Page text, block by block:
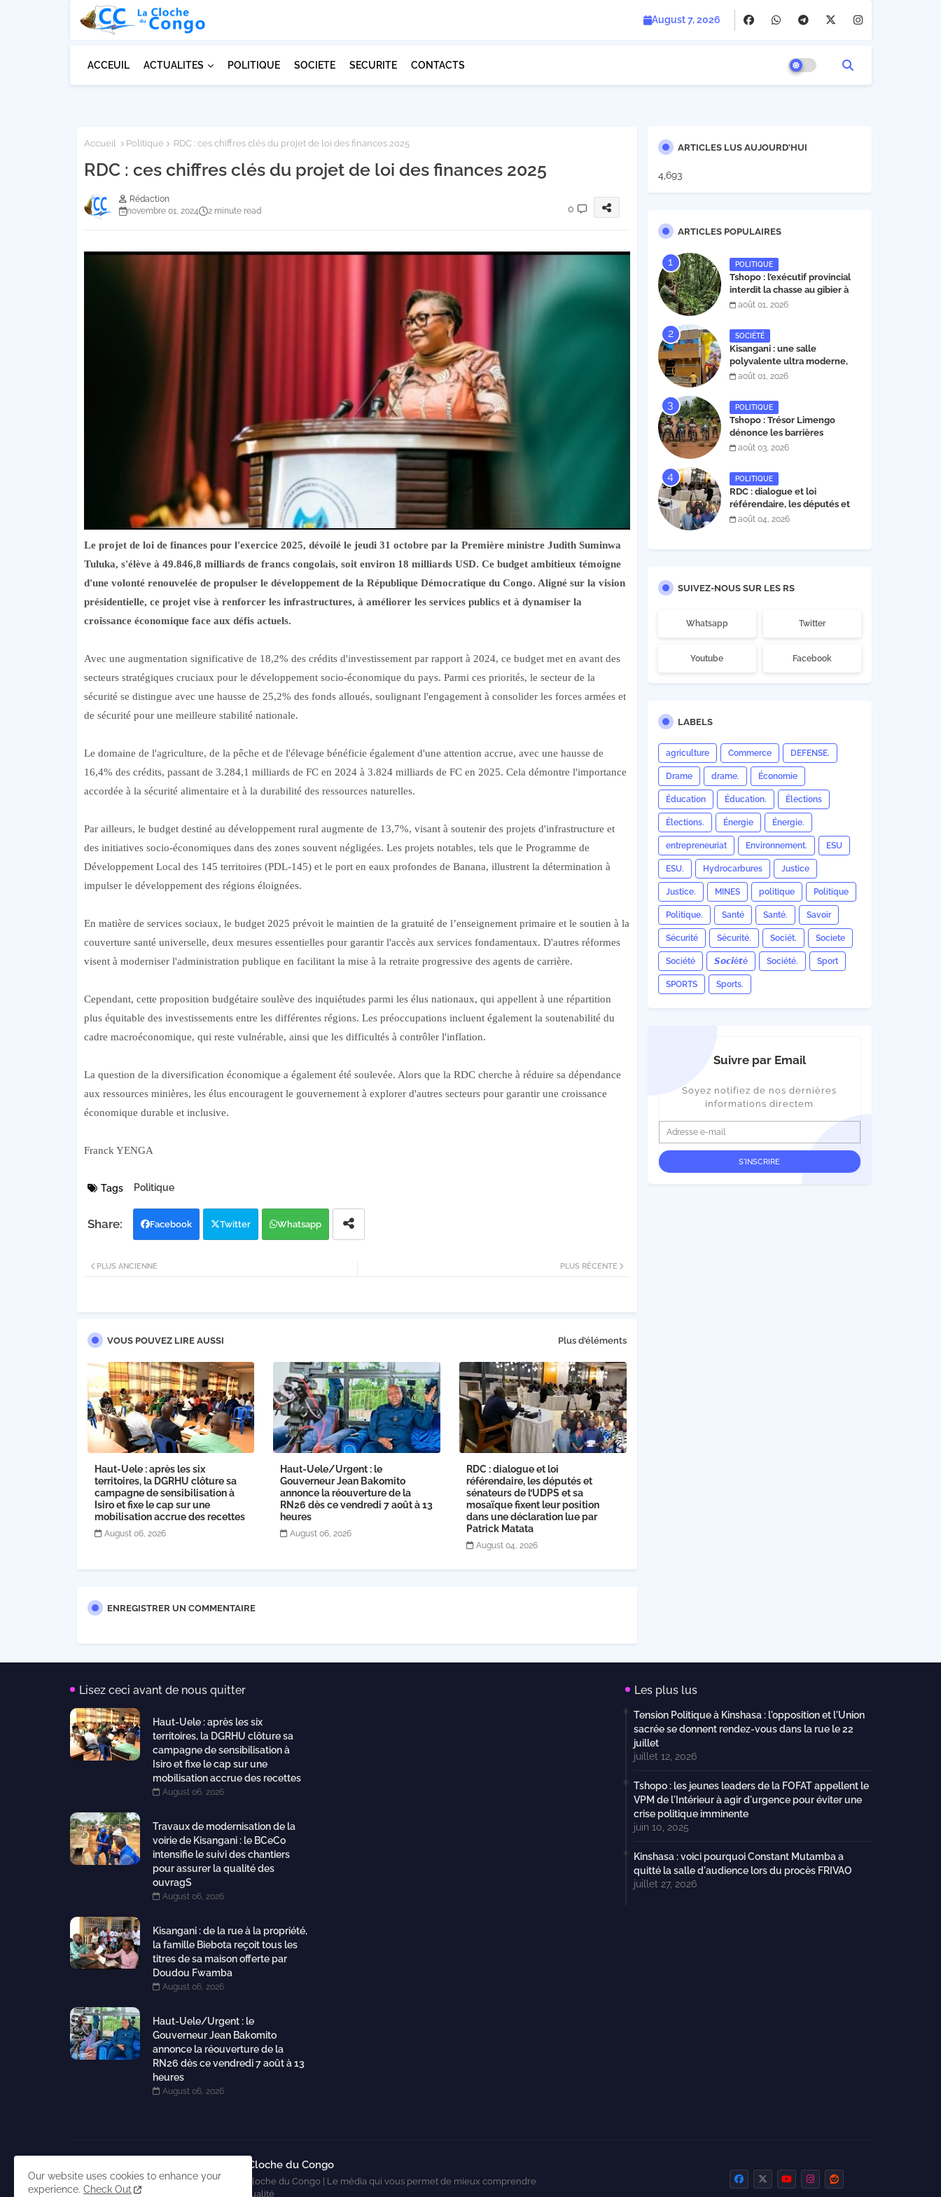
August 7, 2026
ACCEUIL ACTUALITES POLITIQUE SOCIETE SECURITE CONTACTS
Accueil Politique RDC : ces chiffres clés du projet de loi des finances 2025
RDC : ces chiffres clés du projet de loi des finances 2025
Rédaction
novembre 01, 2024
2 minute read 0
Le projet de loi de finances pour l'exercice 2025, dévoilé le jeudi 31 octobre par la Première ministre Judith Suminwa
Tuluka, s'élève à 49.846,8 milliards de francs congolais, soit environ 18 milliards USD. Ce budget ambitieux témoigne
d'une volonté renouvelée de propulser le développement de la République Démocratique du Congo. Aligné sur la vision
présidentielle, ce projet vise à renforcer les infrastructures, à améliorer les services publics et à dynamiser la
croissance économique face aux défis actuels.
Avec une augmentation significative de 18,2% des crédits d'investissement par rapport à 2024, ce budget met en avant des
secteurs stratégiques cruciaux pour le développement socio-économique du pays. Parmi ces priorités, le secteur de la
sécurité se distingue avec une hausse de 25,2% des fonds alloués, soulignant l'engagement à consolider les forces armées et
de sécurité pour une meilleure stabilité nationale.
Le domaine de l'agriculture, de la pêche et de l'élevage bénéficie également d'une attention accrue, avec une hausse de
16,4% des crédits, passant de 3.284,1 milliards de FC en 2024 à 3.824 milliards de FC en 2025. Cela démontre l'importance
accordée à la sécurité alimentaire et à la durabilité des ressources naturelles.
Par ailleurs, le budget destiné au développement rural augmente de 13,7%, visant à soutenir des projets d'infrastructure et
des initiatives socio-économiques dans des zones souvent négligées. Les projets notables, tels que le Programme de
Développement Local des 145 territoires (PDL-145) et le port en eaux profondes de Banana, illustrent la détermination à
impulser le développement des régions éloignées.
En matière de services sociaux, le budget 2025 prévoit le maintien de la gratuité de l’enseignement primaire et le soutien à la
couverture santé universelle, deux mesures essentielles pour garantir l'accès aux services fondamentaux. D'autres réformes
visent à moderniser l'administration publique en facilitant la mise à la retraite progressive des agents de carrière.
Cependant, cette proposition budgétaire soulève des inquiétudes parmi les élus nationaux, qui appellent à une répartition
plus équitable des investissements entre les différentes régions. Les préoccupations incluent également la soutenabilité du
cadre macroéconomique, qui reste vulnérable, ainsi que les difficultés à contrôler l'inflation.
La question de la diversification économique a également été soulevée. Alors que la RDC cherche à réduire sa dépendance
aux ressources minières, les élus encouragent le gouvernement à explorer d'autres secteurs pour garantir une croissance
économique durable et inclusive.
Franck YENGA
Tags Politique
Facebook Twitter Whatsapp
PLUS RÉCENTE
PLUS ANCIENNE
VOUS POUVEZ LIRE AUSSI Plus d'éléments
Haut-Uele : après les six
territoires, la DGRHU clôture sa
campagne de sensibilisation à
Isiro et fixe le cap sur une
mobilisation accrue des recettes
August 06, 2026
Haut-Uele/Urgent : le
Gouverneur Jean Bakomito
annonce la réouverture de la
RN26 dès ce vendredi 7 août à 13
heures
August 06, 2026
RDC : dialogue et loi
référendaire, les députés et
sénateurs de l’UDPS et sa
mosaïque fixent leur position
dans une déclaration lue par
Patrick Matata
August 04, 2026
ENREGISTRER UN COMMENTAIRE
ARTICLES LUS AUJOURD'HUI
4,693
ARTICLES POPULAIRES
POLITIQUE
Tshopo : l’exécutif provincial
interdit la chasse au gibier à
poil et à plume du 1er août au
août 01, 2026
SOCIÉTÉ
Kisangani : une salle
polyvalente ultra moderne,
construite par l'entrepreneur
dans la commune de Kabondo
août 01, 2026
POLITIQUE
Tshopo : Trésor Limengo
dénonce les barrières
illégales à Isangi, appelle la
taxes illégales et interpelle
les autorités
août 03, 2026
POLITIQUE
RDC : dialogue et loi
référendaire, les députés et
sénateurs de l’UDPS et sa
août 04, 2026
SUIVEZ-NOUS SUR LES RS
Whatsapp Twitter
Youtube Facebook
LABELS
agriculture Commerce DEFENSE.
Drame drame. Économie
Éducation Éducation. Élections
Élections. Énergie Énergie.
entrepreneuriat Environnement. ESU
ESU. Hydrocarbures Justice
Justice. MINES politique Politique
Politique. Santé Santé. Savoir
Sécurité Sécurité. Sociét. Societe
Société 𝙎𝙤𝙘𝙞é𝙩é Société. Sport
SPORTS Sports.
Suivre par Email
Soyez notifiez de nos dernières
informations directem
Lisez ceci avant de nous quitter
Haut-Uele : après les six
territoires, la DGRHU clôture sa
campagne de sensibilisation à
Isiro et fixe le cap sur une
mobilisation accrue des recettes
August 06, 2026
Travaux de modernisation de la
voirie de Kisangani : le BCeCo
intensifie le suivi des chantiers
pour assurer la qualité des
ouvragS
August 06, 2026
Kisangani : de la rue à la propriété,
la famille Biebota reçoit tous les
titres de sa maison offerte par
Doudou Fwamba
August 06, 2026
Haut-Uele/Urgent : le
Gouverneur Jean Bakomito
annonce la réouverture de la
RN26 dès ce vendredi 7 août à 13
heures
August 06, 2026
Les plus lus
Tension Politique à Kinshasa : l'opposition et l'Union
sacrée se donnent rendez-vous dans la rue le 22
juillet
juillet 12, 2026
Tshopo : les jeunes leaders de la FOFAT appellent le
VPM de l'Intérieur à agir d'urgence pour éviter une
crise politique imminente
juin 10, 2025
Kinshasa : voici pourquoi Constant Mutamba a
quitté la salle d'audience lors du procès FRIVAO
juillet 27, 2026
La Cloche du Congo
La Cloche du Congo | Le média qui vous permet de mieux comprendre
l'actualité
Our website uses cookies to enhance your
experience. Check Out